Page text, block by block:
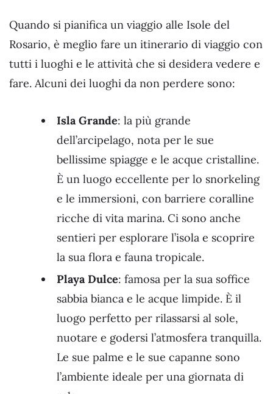
Quando si pianifica un viaggio alle Isole del
Rosario, è meglio fare un itinerario di viaggio con
tutti i luoghi e le attività che si desidera vedere e
fare. Alcuni dei luoghi da non perdere sono:
Isla Grande: la più grande
dell’arcipelago, nota per le sue
bellissime spiagge e le acque cristalline.
È un luogo eccellente per lo snorkeling
e le immersioni, con barriere coralline
ricche di vita marina. Ci sono anche
sentieri per esplorare l’isola e scoprire
la sua flora e fauna tropicale.
Playa Dulce: famosa per la sua soffice
sabbia bianca e le acque limpide. È il
luogo perfetto per rilassarsi al sole,
nuotare e godersi l’atmosfera tranquilla.
Le sue palme e le sue capanne sono
l’ambiente ideale per una giornata di